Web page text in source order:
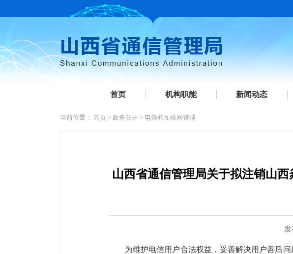
首页 机构职能 新闻动态
当前位置： 首页 > 政务公开 > 电信和互联网管理
山西省通信管理局关于拟注销山
为维护电信用户合法权益，妥善解决用户善后